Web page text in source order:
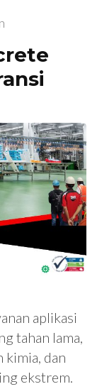
aplikasi
tahan lama,
kimia, dan
ekstrem.